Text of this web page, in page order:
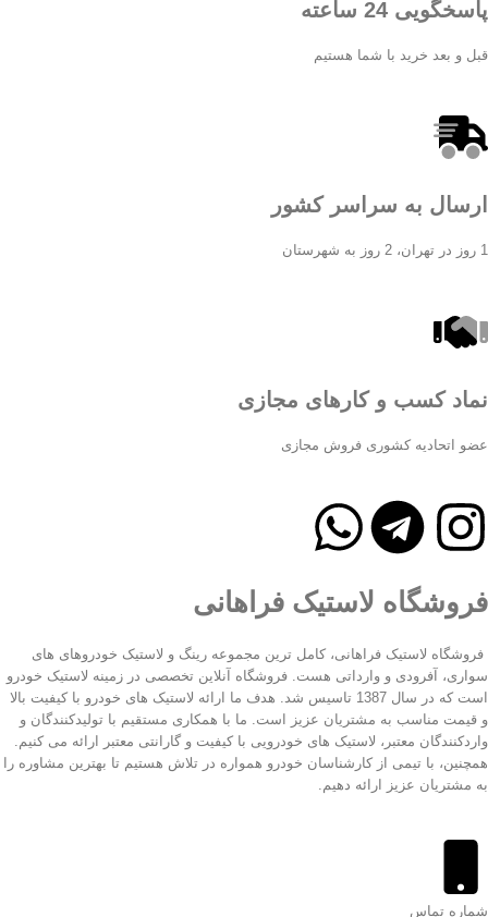
پاسخگویی 24 ساعته
قبل و بعد خرید با شما هستیم
ارسال به سراسر کشور
1 روز در تهران، 2 روز به شهرستان
نماد کسب و کارهای مجازی
عضو اتحادیه کشوری فروش مجازی
فروشگاه لاستیک فراهانی
فروشگاه لاستیک فراهانی، کامل ترین مجموعه رینگ و لاستیک خودروهای های
سواری، آفرودی و وارداتی هست. فروشگاه آنلاین تخصصی در زمینه لاستیک خودرو
است که در سال 1387 تاسیس شد. هدف ما ارائه لاستیک های خودرو با کیفیت بالا
و قیمت مناسب به مشتریان عزیز است. ما با همکاری مستقیم با تولیدکنندگان و
واردکنندگان معتبر، لاستیک های خودرویی با کیفیت و گارانتی معتبر ارائه می کنیم.
همچنین، با تیمی از کارشناسان خودرو همواره در تلاش هستیم تا بهترین مشاوره را
به مشتریان عزیز ارائه دهیم.
شماره تماس